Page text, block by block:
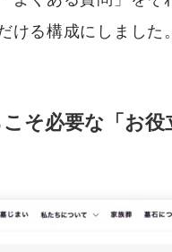
ける構成にしました
そ必要な「お役